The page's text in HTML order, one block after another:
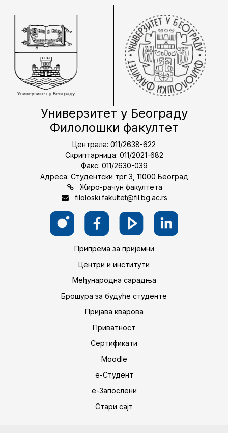
Универзитет у Београду
Филолошки факултет
Централа: 011/2638-622
Скриптарница: 011/2021-682
Факс: 011/2630-039
Адреса: Студентски трг 3, 11000 Београд
Жиро-рачун факултета
filoloski.fakultet@fil.bg.ac.rs
Припрема за пријемни
Центри и институти
Међународна сарадња
Брошура за будуће студенте
Пријава кварова
Приватност
Сертификати
Moodle
е-Студент
е-Запослени
Стари сајт